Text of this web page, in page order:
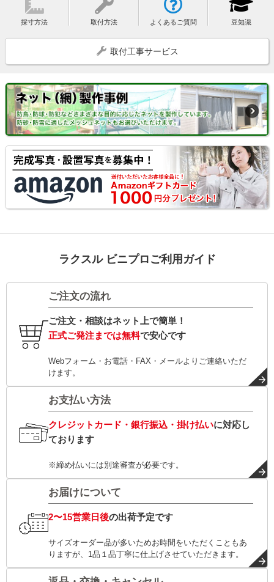
採寸方法 取付方法 よくあるご質問 豆知識
取付工事サービス
ラクスル ビニプロご利用ガイド
ご注文の流れ
ご注文・相談はネット上で簡単！
正式ご発注までは無料で安心です
Webフォーム・お電話・FAX・メールよりご連絡いただ
けます。
お支払い方法
クレジットカード・銀行振込・掛け払いに対応し
ております
※締め払いには別途審査が必要です。
お届けについて
2〜15営業日後の出荷予定です
サイズオーダー品が多いためお時間をいただくこともあ
りますが、1品１品丁寧に仕上げさせていただきます。